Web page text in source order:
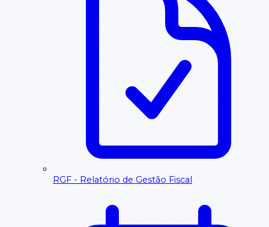
RGF - Relatório de Gestão Fiscal